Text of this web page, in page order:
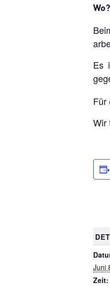
Wo?
Es
Für
Wir
Juni
Zeit: